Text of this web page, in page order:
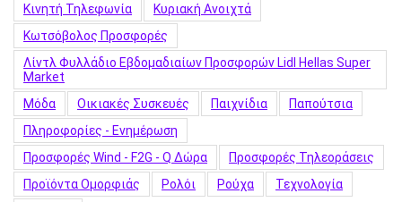
Κινητή Τηλεφωνία
Κυριακή Ανοιχτά
Κωτσόβολος Προσφορές
Λίντλ Φυλλάδιο Εβδομαδιαίων Προσφορών Lidl Hellas Super
Market
Μόδα
Οικιακές Συσκευές Παιχνίδια
Παπούτσια
Πληροφορίες - Ενημέρωση
Προσφορές Wind - F2G - Q Δώρα
Προσφορές Τηλεοράσεις
Προϊόντα Ομορφιάς
Ρολόι Ρούχα
Τεχνολογία